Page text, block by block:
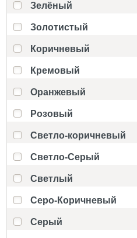
Зелёный
Золотистый
Коричневый
Кремовый
Оранжевый
Розовый
Светло-коричневый
Светло-Серый
Светлый
Серо-Коричневый
Серый